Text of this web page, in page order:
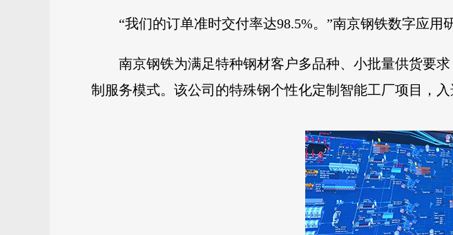
“我们的订单准时交付率达98.5%。”南京钢铁数字应用
南京钢铁为满足特种钢材客户多品种、小批量供货要
制服务模式。该公司的特殊钢个性化定制智能工厂项目，